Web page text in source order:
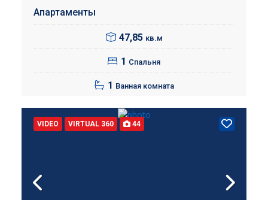
Апартаменты
47,85 кв.м
1 Спальня
1 Ванная комната
VIDEO VIRTUAL 360 44